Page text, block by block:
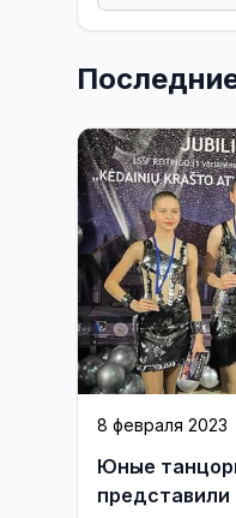
8 февраля 2023
Юные
представили